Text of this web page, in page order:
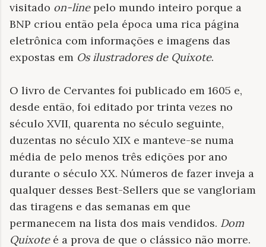
visitado on-linepelo mundo inteiro porque a
BNP criou então pela época uma rica página
eletrônica com informações e imagens das
expostas em Os ilustradores de Quixote.
O livro de Cervantes foi publicado em 1605 e,
desde então, foi editado por trinta vezes no
século XVII, quarenta no século seguinte,
duzentas no século XIX e manteve-se numa
média de pelo menos três edições por ano
durante o século XX. Números de fazer inveja a
qualquer desses Best-Sellers que se vangloriam
das tiragens e das semanas em que
permanecem na lista dos mais vendidos. Dom
Quixoteé a prova de que o clássico não morre.